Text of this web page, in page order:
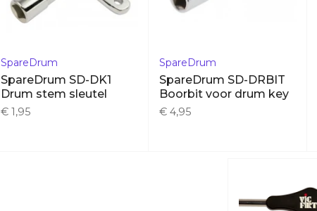
SpareDrum
SpareDrum SD-DK1
Drum stem sleutel
€ 1,95
SpareDrum
SpareDrum SD-DRBIT
Boorbit voor drum key
€ 4,95